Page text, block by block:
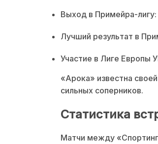
Выход в Примейра-лигу:
Лучший результат в
Участие в Лиге Европы
«Арока» известна
сильных соперников.
Статистика
Матчи между